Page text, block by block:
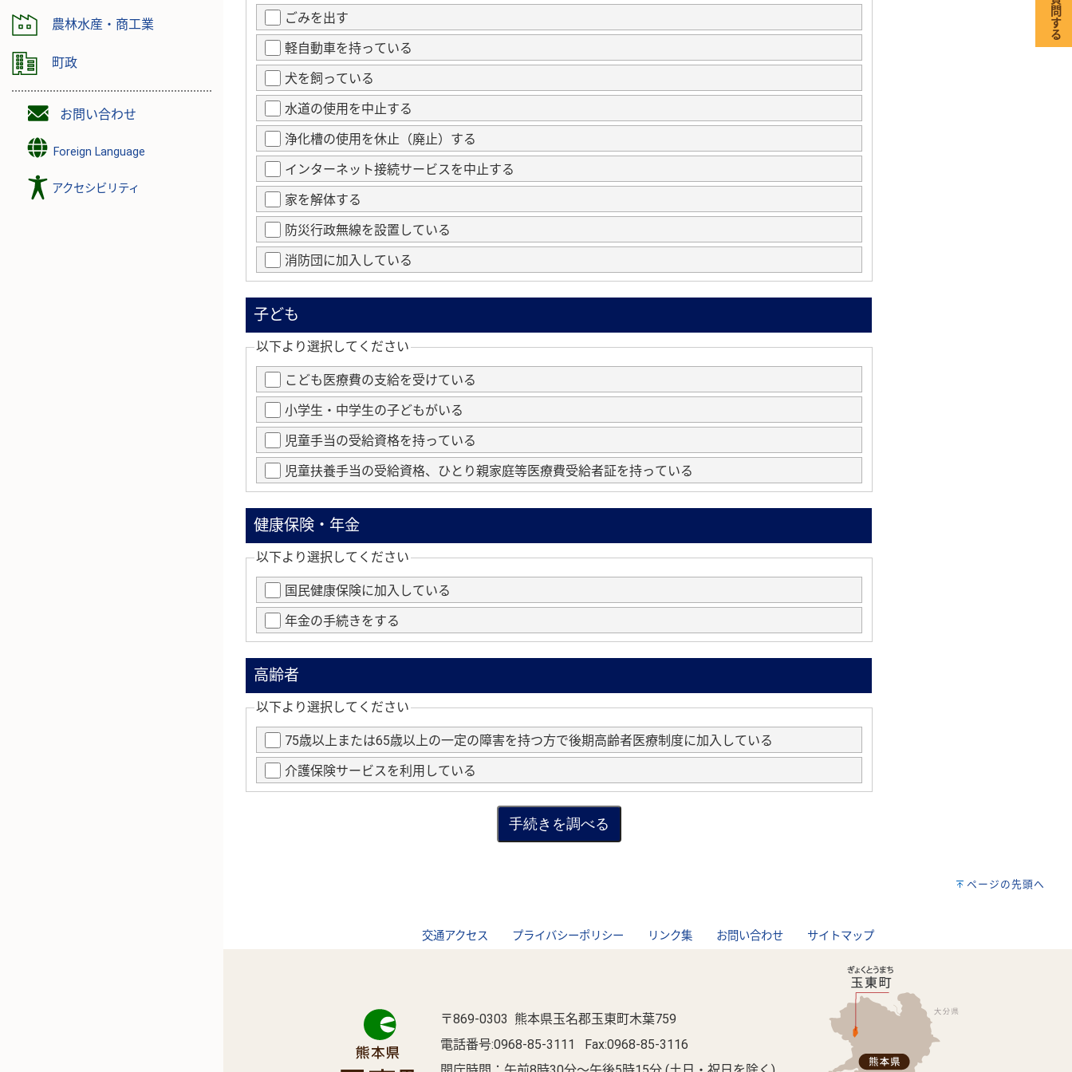
農林水産・商工業
町政
お問い合わせ
Foreign Language
アクセシビリティ
ごみを出す
軽自動車を持っている
犬を飼っている
水道の使用を中止する
浄化槽の使用を休止（廃止）する
インターネット接続サービスを中止する
家を解体する
防災行政無線を設置している
消防団に加入している
子ども
以下より選択してください
こども医療費の支給を受けている
小学生・中学生の子どもがいる
児童手当の受給資格を持っている
児童扶養手当の受給資格、ひとり親家庭等医療費受給者証を持っている
健康保険・年金
以下より選択してください
国民健康保険に加入している
年金の手続きをする
高齢者
以下より選択してください
75歳以上または65歳以上の一定の障害を持つ方で後期高齢者医療制度に加入している
介護保険サービスを利用している
ページの先頭へ
交通アクセス プライバシーポリシー リンク集 お問い合わせ サイトマップ
〒869-0303 熊本県玉名郡玉東町木葉759
電話番号:0968-85-3111
Fax:0968-85-3116